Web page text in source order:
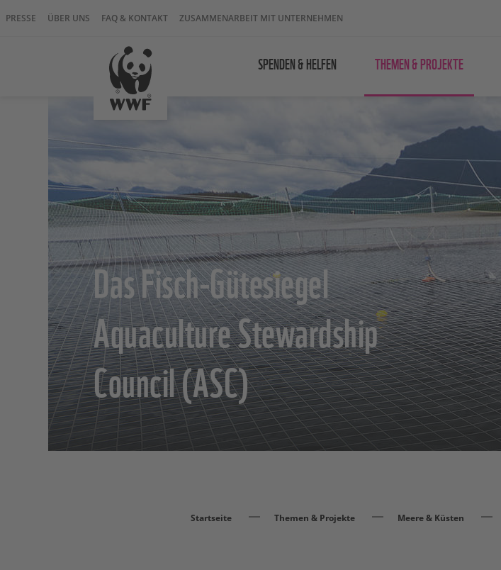
PRESSE ÜBER UNS FAQ & KONTAKT ZUSAMMENARBEIT MIT UNTERNEHMEN
SPENDEN & HELFEN THEMEN & PROJEKTE
Das Fisch-Gütesiegel
Aquaculture Stewardship
Council (ASC)
Startseite Themen & Projekte Meere & Küsten